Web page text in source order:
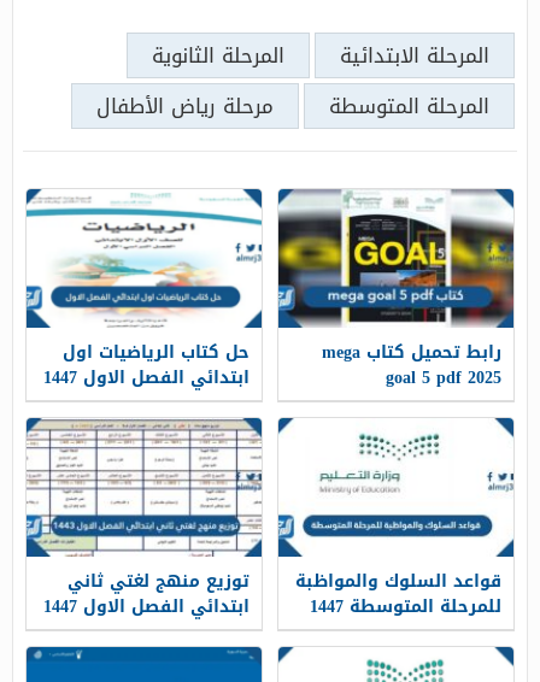
المرحلة الابتدائية
المرحلة الثانوية
المرحلة المتوسطة
مرحلة رياض الأطفال
رابط تحميل كتاب mega
goal 5 pdf 2025
حل كتاب الرياضيات اول
ابتدائي الفصل الاول 1447
قواعد السلوك والمواظبة
للمرحلة المتوسطة 1447
توزيع منهج لغتي ثاني
ابتدائي الفصل الاول 1447